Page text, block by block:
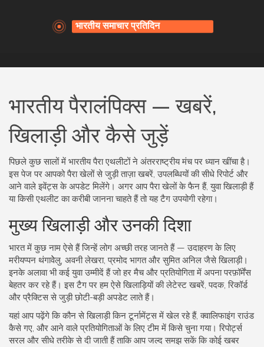
भारतीय पैरालंपिक्स — खबरें,
खिलाड़ी और कैसे जुड़ें
पिछले कुछ सालों में भारतीय पैरा एथलीटों ने अंतरराष्ट्रीय मंच पर ध्यान खींचा है।
इस पेज पर आपको पैरा खेलों से जुड़ी ताज़ा खबरें, उपलब्धियों की सीधे रिपोर्ट और
आने वाले इवेंट्स के अपडेट मिलेंगे। अगर आप पैरा खेलों के फैन हैं, युवा खिलाड़ी हैं
या किसी एथलीट का करीबी जानना चाहते हैं तो यह टैग उपयोगी रहेगा।
मुख्य खिलाड़ी और उनकी दिशा
भारत में कुछ नाम ऐसे हैं जिन्हें लोग अच्छी तरह जानते हैं — उदाहरण के लिए
मरीयप्पन थंगावेेलु, अवनी लेखरा, प्रमोद भागत और सुमित अनिल जैसे खिलाड़ी।
इनके अलावा भी कई युवा उम्मीदें हैं जो हर मैच और प्रतियोगिता में अपना परफ़ॉर्मेंस
बेहतर कर रहे हैं। इस टैग पर हम ऐसे खिलाड़ियों की लेटेस्ट खबरें, पदक, रिकॉर्ड
और प्रैक्टिस से जुड़ी छोटी-बड़ी अपडेट लाते हैं।
यहां आप पढ़ेंगे कि कौन से खिलाड़ी किन टूर्नामेंट्स में खेल रहे हैं, क्वालिफाइंग राउंड
कैसे गए, और आने वाले प्रतियोगिताओं के लिए टीम में किसे चुना गया। रिपोर्ट्स
सरल और सीधे तरीके से दी जाती हैं ताकि आप जल्द समझ सकें कि कोई खबर